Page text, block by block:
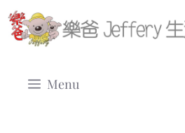
跳
至
Menu